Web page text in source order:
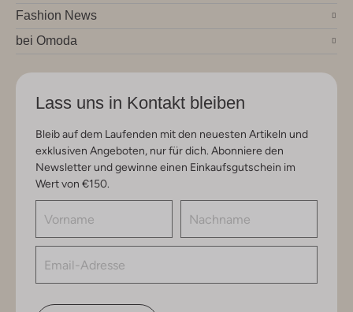
Fashion News
bei Omoda
Lass uns in Kontakt bleiben
Bleib auf dem Laufenden mit den neuesten Artikeln und
exklusiven Angeboten, nur für dich. Abonniere den
Newsletter und gewinne einen Einkaufsgutschein im
Wert von €150.